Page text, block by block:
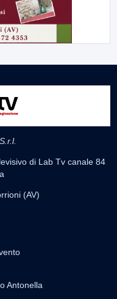
di Lab Tv canale 84
(AV)
Antonella